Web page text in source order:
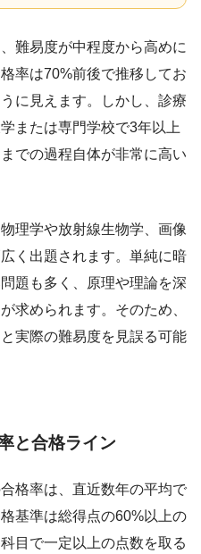
難易度が中程度から高めに
率は70%前後で推移してお
に見えます。しかし、診療
または専門学校で3年以上
での過程自体が非常に高い
理学や放射線生物学、画像
く出題されます。単純に暗
題も多く、原理や理論を深
求められます。そのため、
実際の難易度を見誤る可能
と合格ライン
格率は、直近数年の平均で
基準は総得点の60%以上の
目で一定以上の点数を取る